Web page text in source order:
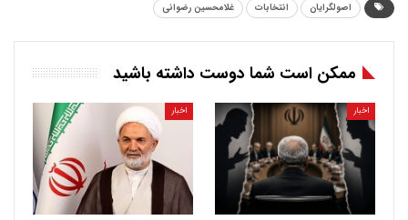
اصولگرایان انتخابات غلامحسین رضوانی
ممکن است شما دوست داشته باشید
اخبار اخبار